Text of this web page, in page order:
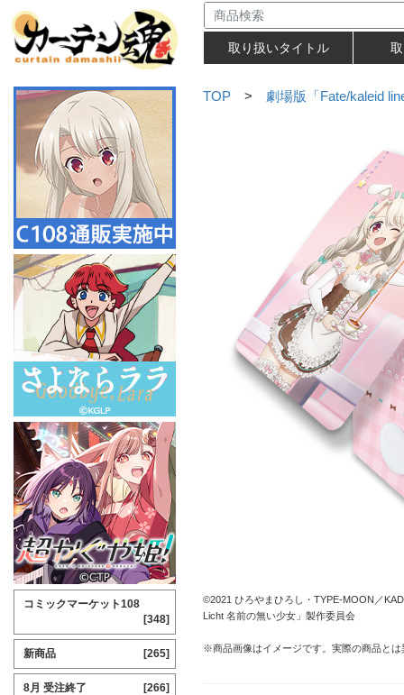
取り扱いタイトル
TOP > 劇場版「Fate/kaleid
©2021 ひろやまひろし・TYPE-MOON／
Licht 名前の無い少女」製作委員会
※商品画像はイメージです。実際の商品と
コミックマーケット108
[348]
新商品 [265]
8月 受注終了 [266]